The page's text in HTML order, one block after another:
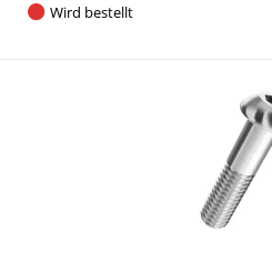
Wird bestellt